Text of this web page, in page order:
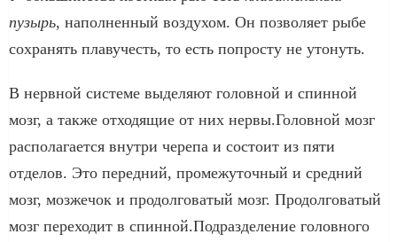
пузырь, наполненный воздухом. Он позволяет рыбе
сохранять плавучесть, то есть попросту не утонуть.
В нервной системе выделяют головной и спинной
мозг, а также отходящие от них нервы.Головной мозг
располагается внутри черепа и состоит из пяти
отделов. Это передний, промежуточный и средний
мозг, мозжечок и продолговатый мозг. Продолговатый
мозг переходит в спинной.Подразделение головного